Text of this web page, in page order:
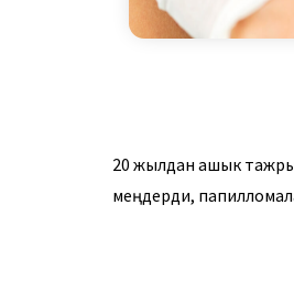
20 жылдан ашык
меңдерди,